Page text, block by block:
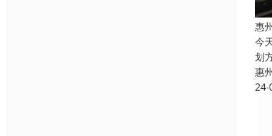
惠
今
划
惠
24-